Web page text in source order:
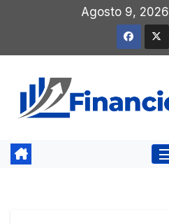
contenido
Agosto 9, 2026